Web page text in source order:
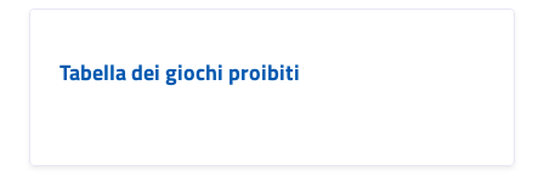
Tabella dei giochi proibiti